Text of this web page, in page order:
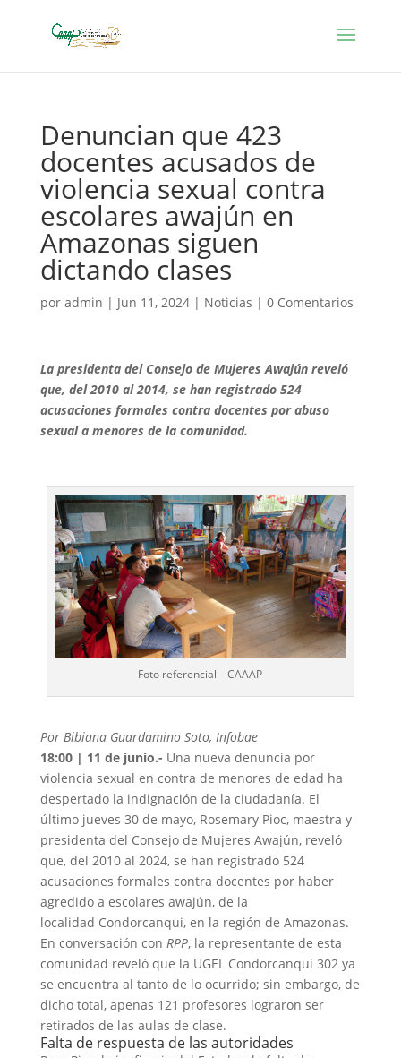
Denuncian que 423
docentes acusados de
violencia sexual contra
escolares awajún en
Amazonas siguen
dictando clases
por admin | Jun 11, 2024| Noticias | 0 Comentarios
La presidenta del Consejo de Mujeres Awajún reveló
que, del 2010 al 2014, se han registrado 524
acusaciones formales contra docentes por abuso
sexual a menores de la comunidad.
Foto referencial – CAAAP
Por Bibiana Guardamino Soto, Infobae
18:00 | 11 de junio.- Una nueva denuncia por
violencia sexual en contra de menores de edad ha
despertado la indignación de la ciudadanía. El
último jueves 30 de mayo, Rosemary Pioc, maestra y
presidenta del Consejo de Mujeres Awajún, reveló
que, del 2010 al 2024, se han registrado 524
acusaciones formales contra docentes por haber
agredido a escolares awajún, de la
localidad Condorcanqui, en la región de Amazonas.
En conversación con RPP, la representante de esta
comunidad reveló que la UGEL Condorcanqui 302 ya
se encuentra al tanto de lo ocurrido; sin embargo, de
dicho total, apenas 121 profesores lograron ser
retirados de las aulas de clase.
Falta de respuesta de las autoridades